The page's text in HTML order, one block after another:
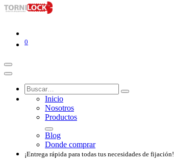
0
Inicio
Nosotros​
Productos
Blog
Donde comprar
¡Entrega rápida para todas tus necesidades de fijación!